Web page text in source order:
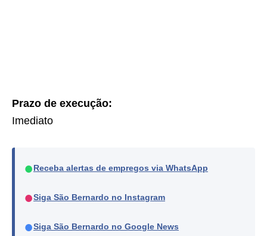
Prazo de execução:
Imediato
● Receba alertas de empregos via WhatsApp
●Siga São Bernardo no Instagram
●Siga São Bernardo no Google News